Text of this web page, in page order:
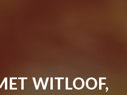
WITLOOF,